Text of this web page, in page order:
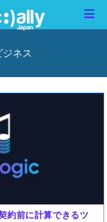
ジネス
約前に計算できるツ